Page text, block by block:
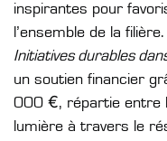
inspirantes pour
l’ensemble de la
Initiatives durables
un soutien financier
000 €, répartie entre
lumière à travers le